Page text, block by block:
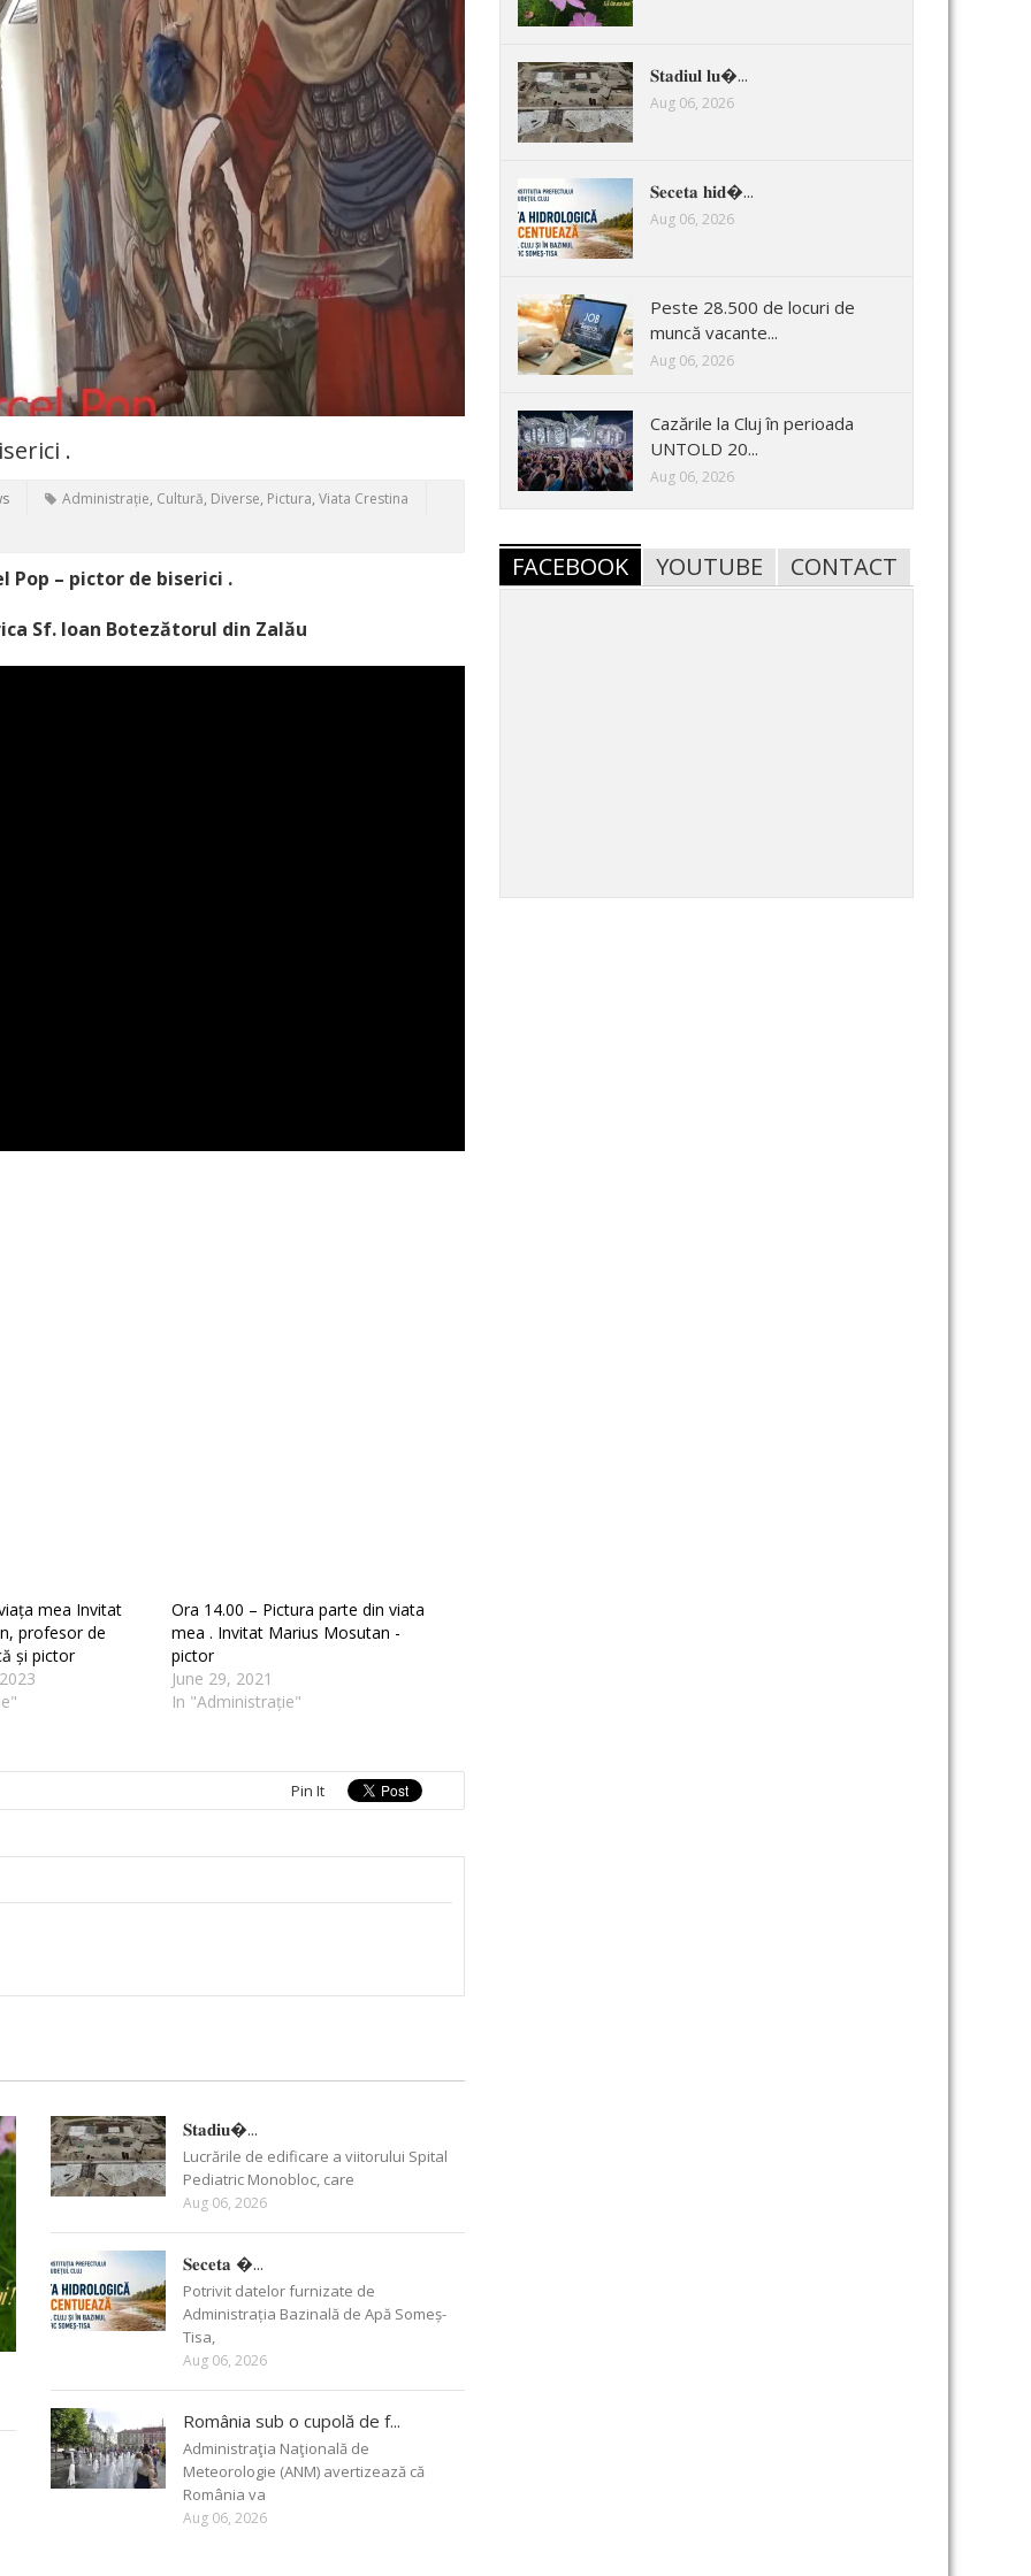
.
Administrație, Cultură, Diverse, Pictura, Viata Crestina
Pop – pictor de biserici .
Sf. Ioan Botezătorul din Zalău
mea Invitat
profesor de
și pictor
Ora 14.00 – Pictura parte din viata
mea . Invitat Marius Mosutan -
pictor
June 29, 2021
In "Administrație"
Pin It
𝐒𝐭𝐚𝐝𝐢𝐮�...
Lucrările de edificare a viitorului Spital
Pediatric Monobloc, care
Aug 06, 2026
𝐒𝐞𝐜𝐞𝐭𝐚 �...
Potrivit datelor furnizate de
Administrația Bazinală de Apă Someș-
Tisa,
Aug 06, 2026
România sub o cupolă de f...
Administraţia Naţională de
Meteorologie (ANM) avertizează că
România va
Aug 06, 2026
𝐒𝐭𝐚𝐝𝐢𝐮𝐥 𝐥𝐮�...
Aug 06, 2026
𝐒𝐞𝐜𝐞𝐭𝐚 𝐡𝐢𝐝�...
Aug 06, 2026
Peste 28.500 de locuri de
muncă vacante...
Aug 06, 2026
Cazările la Cluj în perioada
UNTOLD 20...
Aug 06, 2026
FACEBOOK YOUTUBE CONTACT